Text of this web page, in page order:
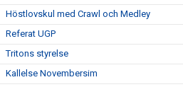
Höstlovskul med Crawl och Medley
Referat UGP
Tritons styrelse
Kallelse Novembersim